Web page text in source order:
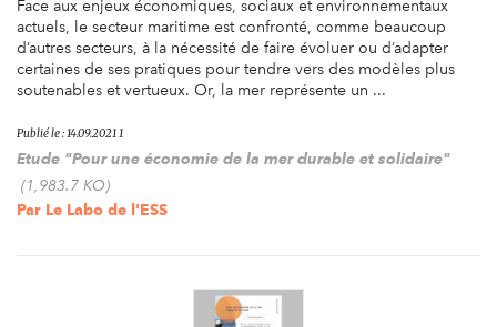
Face aux enjeux économiques, sociaux et environnementaux
actuels, le secteur maritime est confronté, comme beaucoup
d’autres secteurs, à la nécessité de faire évoluer ou d’adapter
certaines de ses pratiques pour tendre vers des modèles plus
soutenables et vertueux. Or, la mer représente un ...
Publié le : 14.09.2021 1
Etude "Pour une économie de la mer durable et solidaire"
(1,983.7 KO)
Par Le Labo de l'ESS